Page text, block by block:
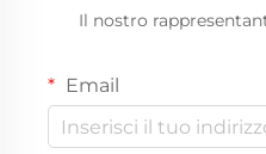
Il nostro
Email